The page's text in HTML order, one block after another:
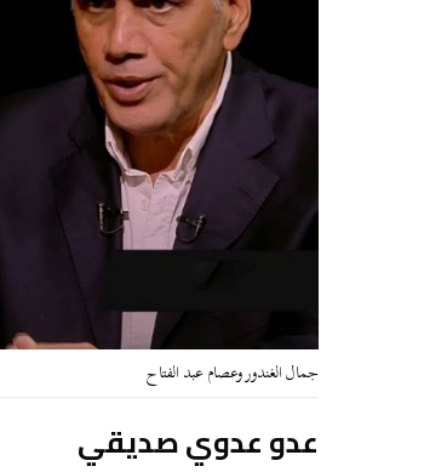
جمال الغندور وعصام عبد الفتاح
عدو عدوي صديقي